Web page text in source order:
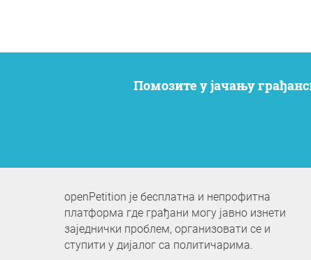
Помозите у јачању
openPetition је бесплатна и непрофитна
платформа где грађани могу јавно изнети
заједнички проблем, организовати се и
ступити у дијалог са политичарима.